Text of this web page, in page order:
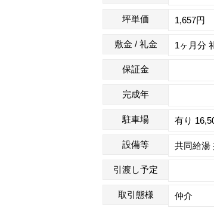
坪単価 1,657円
敷金 / 礼金 1ヶ月分
保証金
完成年
駐車場 有り
設備等 共同給湯
引渡し予定
取引態様 仲介